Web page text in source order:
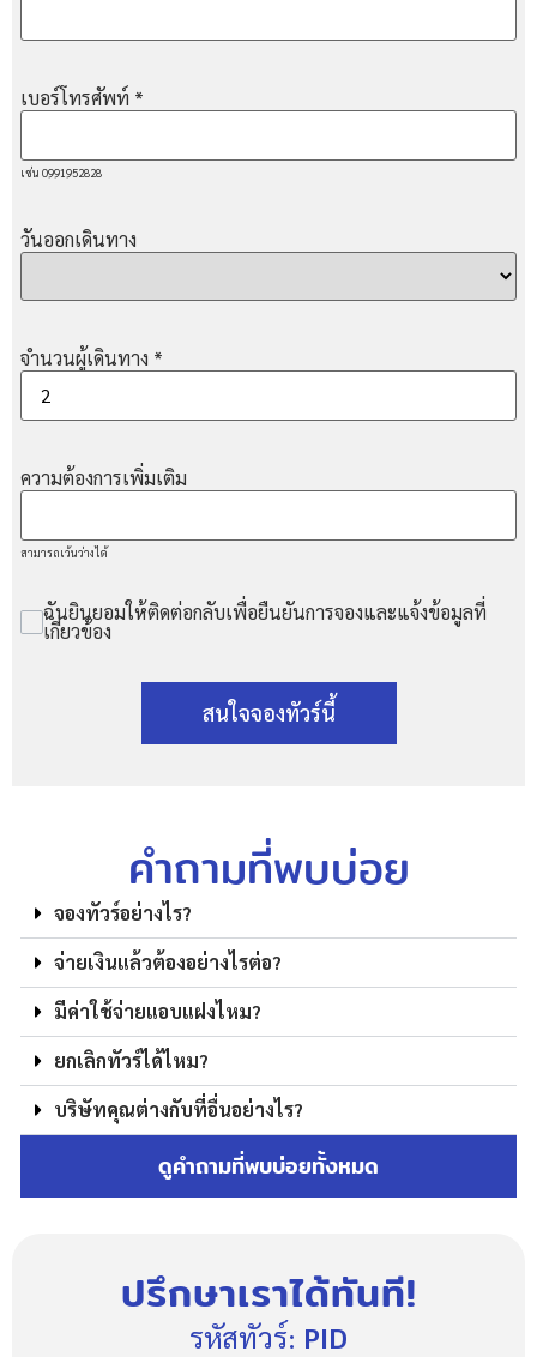
เบอร์โทรศัพท์ *
เช่น 0991952828
วันออกเดินทาง
จำนวนผู้เดินทาง *
ความต้องการเพิ่มเติม
สามารถเว้นว่างได้
ฉันยินยอมให้ติดต่อกลับเพื่อยืนยันการจองและแจ้งข้อมูลที่
เกี่ยวข้อง
สนใจจองทัวร์นี้
คำถามที่พบบ่อย
จองทัวร์อย่างไร?
จ่ายเงินแล้วต้องอย่างไรต่อ?
มีค่าใช้จ่ายแอบแฝงไหม?
ยกเลิกทัวร์ได้ไหม?
บริษัทคุณต่างกับที่อื่นอย่างไร?
ดูคำถามที่พบบ่อยทั้งหมด
ปรึกษาเราได้ทันที!
รหัสทัวร์: PID